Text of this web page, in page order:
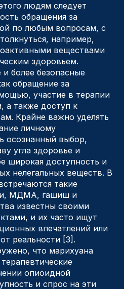
людям следует
обращения за
по любым вопросам, с
например,
веществами
здоровьем.
более безопасные
обращение за
участие в терапии
а также доступ к
Крайне важно уделять
личному
осознанный выбор,
угла здоровье и
широкая доступность и
нелегальных веществ. В
такие
МДМА, гашиш и
известны своими
и их часто ищут
впечатлений или
реальности [3].
что марихуана
опиоидной
и спрос на эти